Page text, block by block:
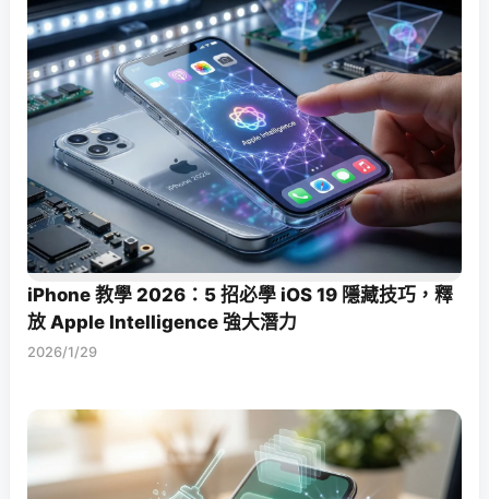
iPhone 教學 2026：5 招必學 iOS 19 隱藏技巧，釋
放 Apple Intelligence 強大潛力
2026/1/29